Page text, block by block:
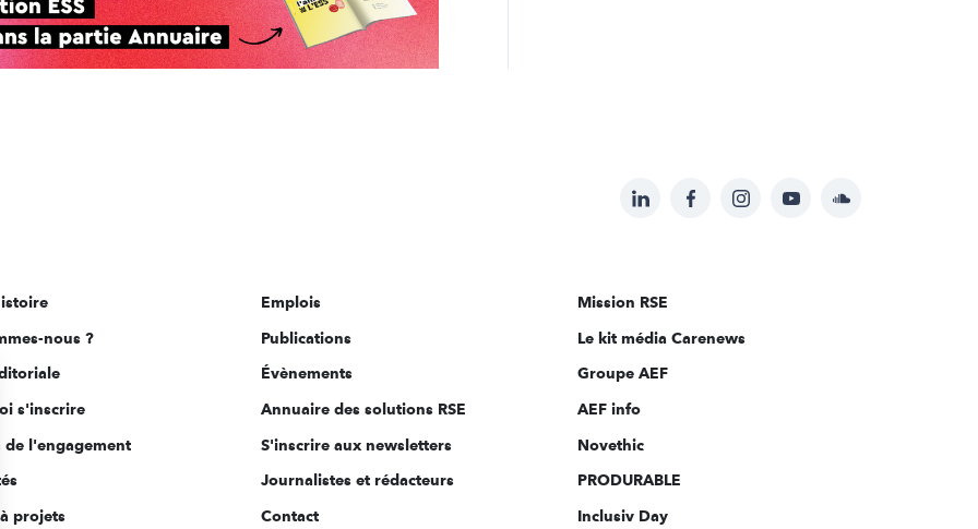
Suivez-
sur:
LinkedInFacebookInstagramYouTubeSoundcloud
nous ?
s'inscrire
de l'engagement
projets
Emplois
Publications
Évènements
Annuaire des solutions RSE
S'inscrire aux newsletters
Journalistes et rédacteurs
Contact
Mission RSE
Le kit média Carenews
Groupe AEF
AEF info
Novethic
PRODURABLE
Inclusiv Day